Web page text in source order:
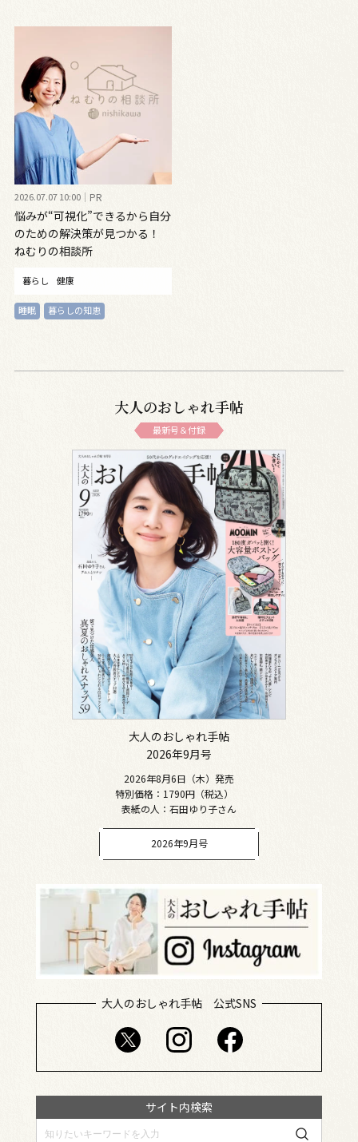
2026.07.07 10:00 PR
悩みが“可視化”できるから自分
のための解決策が見つかる！
ねむりの相談所
暮らし 健康
睡眠 暮らしの知恵
大人のおしゃれ手帖
最新号＆付録
大人のおしゃれ手帖
2026年9月号
2026年8月6日（木）発売
特別価格：1790円（税込）
表紙の人：石田ゆり子さん
2026年9月号
大人のおしゃれ手帖 公式SNS
サイト内検索